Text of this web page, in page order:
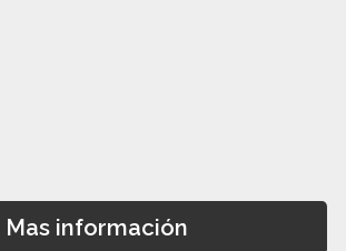
Mas información